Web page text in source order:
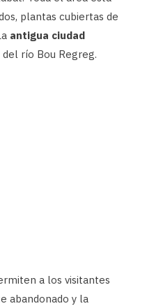
plantas cubiertas de
antigua ciudad
río Bou Regreg.
a los visitantes
abandonado y la